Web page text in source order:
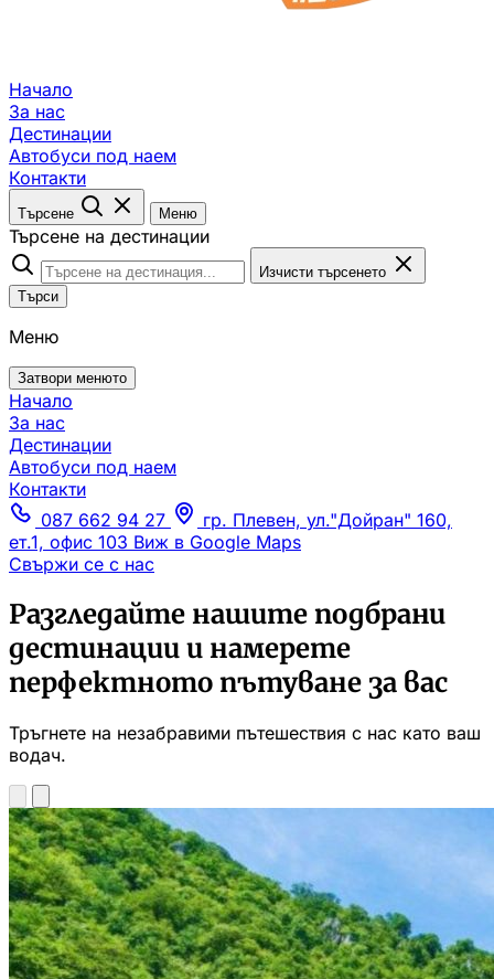
Начало
За нас
Дестинации
Автобуси под наем
Контакти
Търсене Меню
Търсене на дестинации
Изчисти търсенето
Търси
Меню
Затвори менюто
Начало
За нас
Дестинации
Автобуси под наем
Контакти
087 662 94 27
гр. Плевен, ул."Дойран" 160,
ет.1, офис 103 Виж в Google Maps
Свържи се с нас
Разгледайте нашите подбрани
дестинации и намерете
перфектното пътуване за вас
Тръгнете на незабравими пътешествия с нас като ваш
водач.